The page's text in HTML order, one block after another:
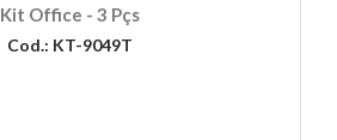
Kit Office - 3 Pçs
Cod.: KT-9049T